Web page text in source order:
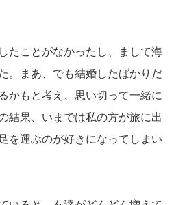
たことがなかったし、まして海
。まあ、でも結婚したばかりだ
かもと考え、思い切って一緒に
結果、いまでは私の方が旅に出
を運ぶのが好きになってしまい